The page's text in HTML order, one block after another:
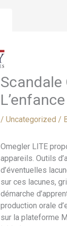
Scandale
L’enfance
/ Uncategorized /
Omegler LITE
appareils. Outils
d’éventuelles
sur ces lacunes,
démarche
production orale
sur la plateforme